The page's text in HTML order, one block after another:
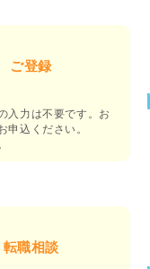
ご登録
入力は不要です。お
申込ください。
転職相談